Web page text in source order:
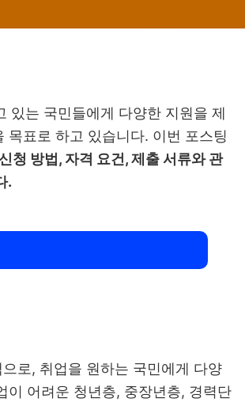
있는 국민들에게 다양한 지원을 제
목표로 하고 있습니다. 이번 포스팅
청 방법, 자격 요건, 제출 서류와 관
.
로, 취업을 원하는 국민에게 다양
이 어려운 청년층, 중장년층, 경력단